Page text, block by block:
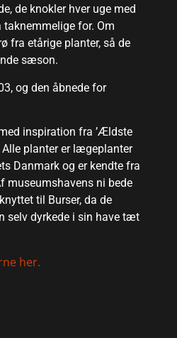
de knokler hver uge med
taknemmelige for. Om
fra etårige planter, så de
sæson.
og den åbnede for
inspiration fra ’Ældste
Alle planter er lægeplanter
Danmark og er kendte fra
museumshavens ni bede
til Burser, da de
selv dyrkede i sin have tæt
her.